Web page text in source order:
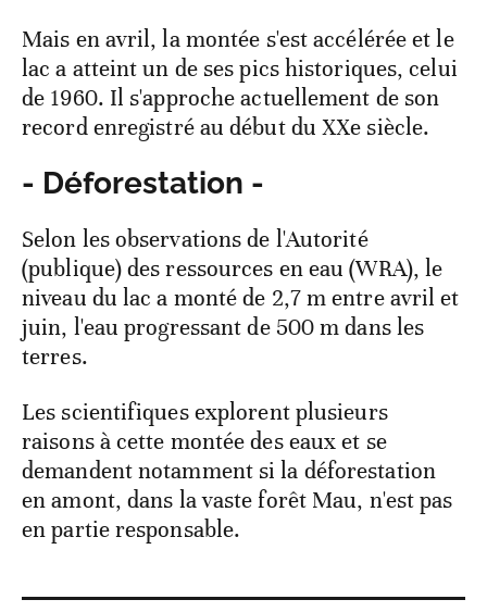
Mais en avril, la montée s'est accélérée et le
lac a atteint un de ses pics historiques, celui
de 1960. Il s'approche actuellement de son
record enregistré au début du XXe siècle.
- Déforestation -
Selon les observations de l'Autorité
(publique) des ressources en eau (WRA), le
niveau du lac a monté de 2,7 m entre avril et
juin, l'eau progressant de 500 m dans les
terres.
Les scientifiques explorent plusieurs
raisons à cette montée des eaux et se
demandent notamment si la déforestation
en amont, dans la vaste forêt Mau, n'est pas
en partie responsable.